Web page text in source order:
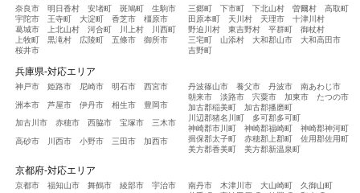
奈良市 明日香村 安堵町 斑鳩町
生駒市
宇陀市
王寺町 大淀町 香芝市
橿原市
葛城市
上北山村 河合町 川上村
川西町
上牧町
黒滝村 広陵町 五條市
御所市
桜井市
三郷町 下市町 下北山村 曽爾村
高取町
田原本町
天川村 天理市
十津川村
野迫川村
東吉野村 平群町
御杖村
三宅町
山添村 大和郡山市
大和高田市
吉野町
兵庫県-対応エリア
神戸市 姫路市 尼崎市 明石市 西宮市
洲本市 芦屋市 伊丹市 相生市 豊岡市
加古川市 赤穂市 西脇市 宝塚市 三木市
高砂市 川西市 小野市 三田市 加西市
丹波篠山市 養父市 丹波市
南あわじ市
朝来市
淡路市 宍粟市 加東市
たつの市
加古郡稲美町
加古郡播磨町
川辺郡猪名川町
多可郡多可町
神崎郡市川町
神崎郡福崎町
神崎郡神河町
揖保郡太子町
赤穂郡上郡町
佐用郡佐用町
美方郡香美町
美方郡新温泉町
京都府-対応エリア
京都市 福知山市 舞鶴市 綾部市
宇治市
南丹市 木津川市 大山崎町
久御山町